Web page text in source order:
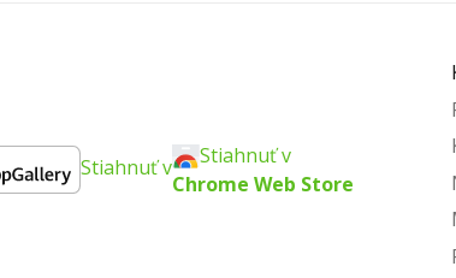
Stiahnuť v
Stiahnuť v
Chrome Web Store